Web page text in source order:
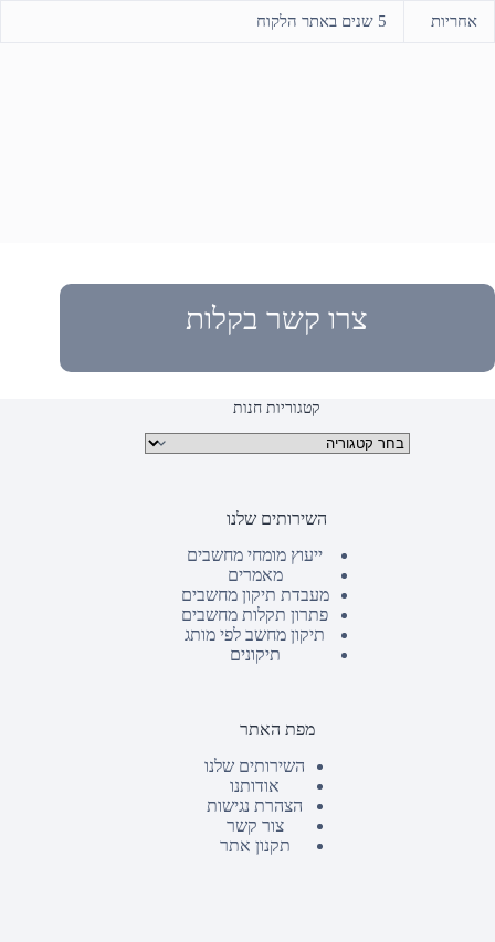
אחריות 5 שנים באתר הלקוח
צרו קשר בקלות
קטגוריות חנות
קטגוריות מוצרים
השירותים שלנו
ייעוץ מומחי מחשבים
מאמרים
מעבדת תיקון מחשבים
פתרון תקלות מחשבים
תיקון מחשב לפי מותג
תיקונים
מפת האתר
השירותים שלנו
אודותנו
הצהרת נגישות
צור קשר
תקנון אתר